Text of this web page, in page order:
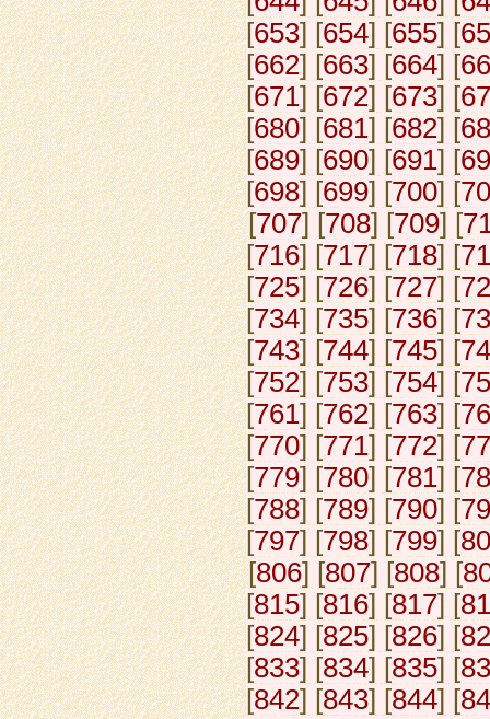
[653] [654] [655] [
[662] [663] [664] [
[671] [672] [673] [
[680] [681] [682] [
[689] [690] [691] [
[698] [699] [700] [
[707] [708] [709] [
[716] [717] [718] [
[725] [726] [727] [
[734] [735] [736] [
[743] [744] [745] [
[752] [753] [754] [
[761] [762] [763] [
[770] [771] [772] [
[779] [780] [781] [
[788] [789] [790] [
[797] [798] [799] [
[806] [807] [808] [
[815] [816] [817] [
[824] [825] [826] [
[833] [834] [835] [
[842] [843] [844] [